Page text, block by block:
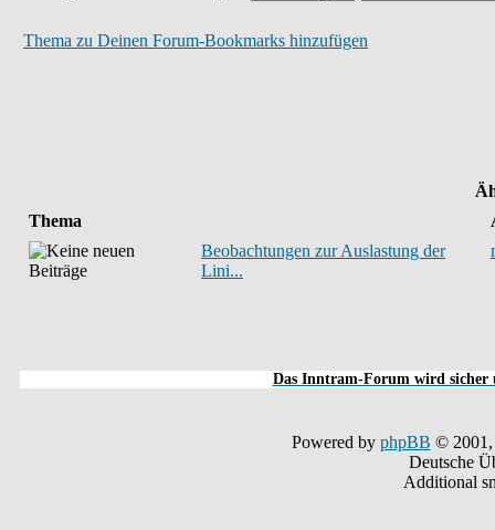
Thema zu Deinen Forum-Bookmarks hinzufügen
Thema
Beobachtungen zur Auslastung der
Lini...
Das Inntram-Forum wird sicher
Powered by phpBB © 2001,
Deutsche
Additional